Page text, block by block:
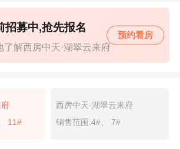
了解西房中天·湖翠云来府
招募中,抢先报名
预约看房
11#
西房中天·湖翠云来府
销售范围:4#、 7#